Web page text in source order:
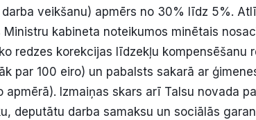
veikšanu) apmērs no 30% līdz 5%.
kabineta noteikumos minētais
redzes korekcijas līdzekļu kompensēšanu
par 100 eiro) un pabalsts sakarā ar
apmērā). Izmaiņas skars arī Talsu novada
deputātu darba samaksu un sociālās